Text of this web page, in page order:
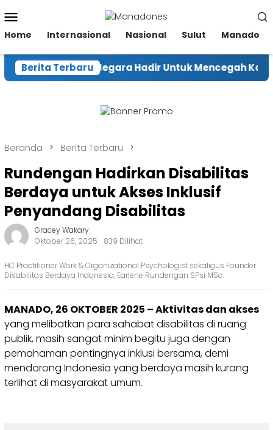
ke
kontenMobile
Home Internasional Nasional Sulut Manado
Berita Terbaru
Pastikan Negara Hadir Untuk Mencegah Karhutla
Beranda Berita Terbaru
Rundengan Hadirkan Disabilitas
Berdaya untuk Akses Inklusif
Penyandang Disabilitas
Gracey Wakary
Oktober 26, 2025
839 Dilihat
HC Practitioner Work & Organizational Psychologist sekaligus Founder
Disabilitas Berdaya Indonesia, Earlene Rundengan SPsi MSc.
MANADO, 26 OKTOBER 2025 – Aktivitas dan akses
yang melibatkan para sahabat disabilitas di ruang
publik, masih sangat minim begitu juga dengan
pemahaman pentingnya inklusi bersama, demi
mendorong Indonesia yang berdaya masih kurang
terlihat di masyarakat umum.